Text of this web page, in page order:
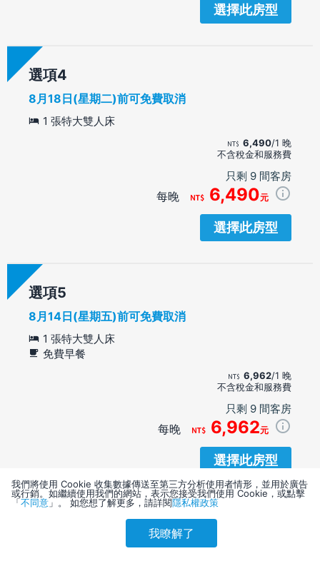
選擇此房型
選項
8月18日(星期二)前可免費取消
1 張特大雙人床
6,490/1 晚
不含稅金和服務費
只剩 9 間客房
每晚 6,490元
選擇此房型
選項
8月14日(星期五)前可免費取消
1 張特大雙人床
免費早餐
6,962/1 晚
不含稅金和服務費
只剩 9 間客房
每晚 6,962元
選擇此房型
8月18日(星期二)前可免費取消
刷卡優惠 會員訂購
我們將使用 Cookie 收集數據傳送至第三方分析使用者情形，並用於廣告
或行銷。如繼續使用我們的網站，表示您接受我們使用 Cookie，或點擊
「不同意 」。 如您想了解更多，請詳閱隱私權政策
我瞭解了